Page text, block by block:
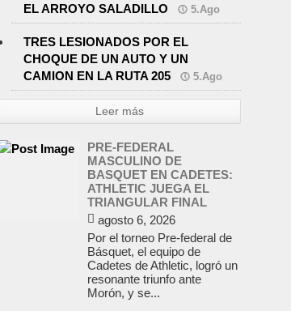
EL ARROYO SALADILLO
5.Ago
TRES LESIONADOS POR EL
CHOQUE DE UN AUTO Y UN
CAMION EN LA RUTA 205
5.Ago
Leer más
PRE-FEDERAL
MASCULINO DE
BASQUET EN CADETES:
ATHLETIC JUEGA EL
TRIANGULAR FINAL
agosto 6, 2026
Por el torneo Pre-federal de
Básquet, el equipo de
Cadetes de Athletic, logró un
resonante triunfo ante
Morón, y se...